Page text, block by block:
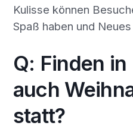
Kulisse können
Spaß haben und
Q: Finden
auch
statt?